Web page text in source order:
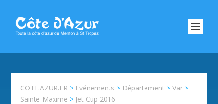
COTE.AZUR.FR > Evénements > Département >Var >
Sainte-Maxime > Jet Cup 2016